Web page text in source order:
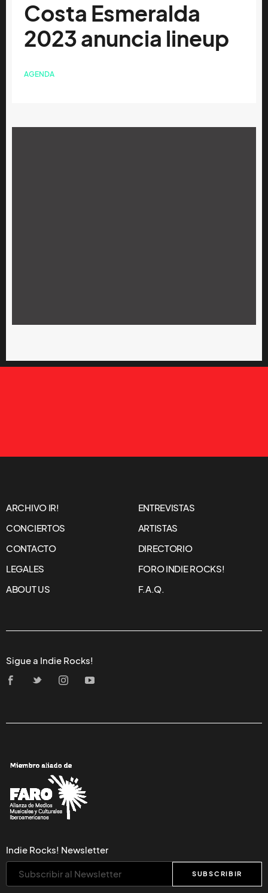
Costa Esmeralda
2023 anuncia lineup
AGENDA
ARCHIVO IR!
ENTREVISTAS
CONCIERTOS
ARTISTAS
CONTACTO
DIRECTORIO
LEGALES
FORO INDIE ROCKS!
ABOUT US
F.A.Q.
Sigue a Indie Rocks!
Indie Rocks! Newsletter